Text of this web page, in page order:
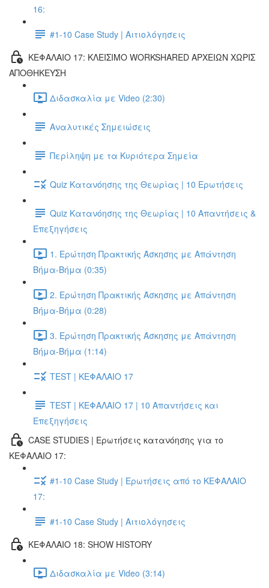
16:
#1-10 Case Study | Αιτιολόγησεις
ΚΕΦΑΛΑΙΟ 17: ΚΛΕΙΣΙΜΟ WORKSHARED ΑΡΧΕΙΩΝ ΧΩΡΙΣ
ΑΠΟΘΗΚΕΥΣΗ
Διδασκαλία με Video (2:30)
Αναλυτικές Σημειώσεις
Περίληψη με τα Κυριότερα Σημεία
Quiz Κατανόησης της Θεωρίας | 10 Ερωτήσεις
Quiz Κατανόησης της Θεωρίας | 10 Απαντήσεις &
Επεξηγήσεις
1. Ερώτηση Πρακτικής Άσκησης με Απάντηση
Βήμα-Βήμα (0:35)
2. Ερώτηση Πρακτικής Άσκησης με Απάντηση
Βήμα-Βήμα (0:28)
3. Ερώτηση Πρακτικής Άσκησης με Απάντηση
Βήμα-Βήμα (1:14)
TEST | ΚΕΦΑΛΑΙΟ 17
TEST | ΚΕΦΑΛΑΙΟ 17 | 10 Απαντήσεις και
Επεξηγήσεις
CASE STUDIES | Ερωτήσεις κατανόησης για το
ΚΕΦΑΛΑΙΟ 17:
#1-10 Case Study | Ερωτήσεις από το ΚΕΦΑΛΑΙΟ
17:
#1-10 Case Study | Αιτιολόγησεις
ΚΕΦΑΛΑΙΟ 18: SHOW HISTORY
Διδασκαλία με Video (3:14)